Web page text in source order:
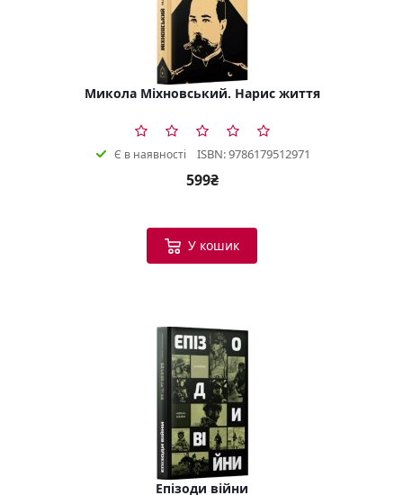
Микола Міхновський. Нарис життя
Є в наявності ISBN: 9786179512971
599₴
У кошик
Епізоди війни